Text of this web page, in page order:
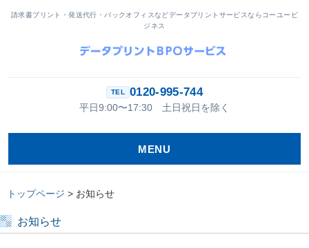
請求書プリント・発送代行・バックオフィスなどデータプリントサービスならコーユービ
ジネス
0120-995-744
平日9:00〜17:30 土日祝日を除く
MENU
トップページ > お知らせ
お知らせ